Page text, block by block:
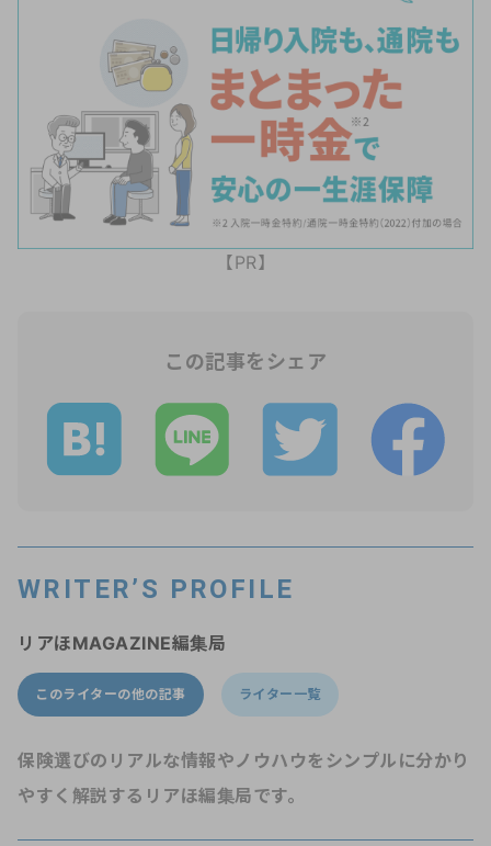
【PR】
この記事をシェア
WRITER’S PROFILE
リアほMAGAZINE編集局
このライターの他の記事 ライター一覧
保険選びのリアルな情報やノウハウをシンプルに分かり
やすく解説するリアほ編集局です。